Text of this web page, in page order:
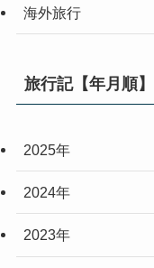
海外旅行
旅行記【年月順】
2025年
2024年
2023年